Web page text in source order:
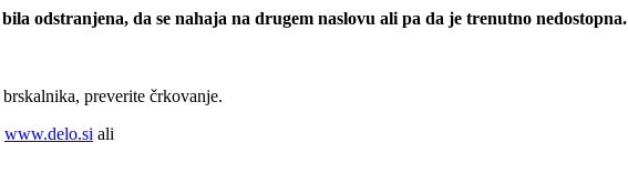
odstranjena, da se nahaja na drugem naslovu ali pa da je trenutno nedostopna.
preverite črkovanje.
www.delo.si ali